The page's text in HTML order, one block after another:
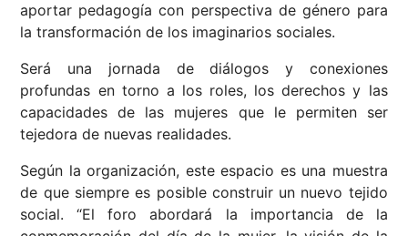
aportar pedagogía con perspectiva de género para
la transformación de los imaginarios sociales.
Será una jornada de diálogos y conexiones
profundas en torno a los roles, los derechos y las
capacidades de las mujeres que le permiten ser
tejedora de nuevas realidades.
Según la organización, este espacio es una muestra
de que siempre es posible construir un nuevo tejido
social. “El foro abordará la importancia de la